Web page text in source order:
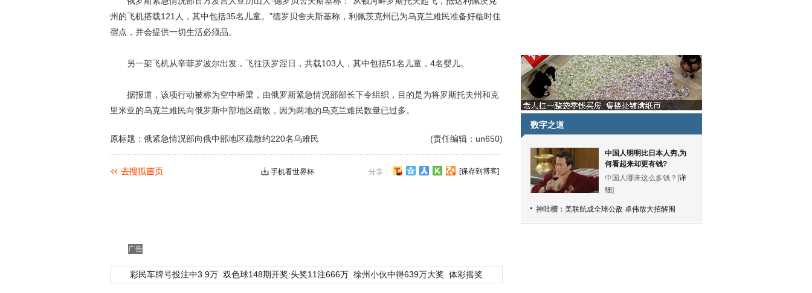
州的飞机搭载121人，其中包括35名儿童。”德罗贝舍夫斯基称，利佩茨克州已为乌克兰难民准备好临时住
宿点，并会提供一切生活必须品。
另一架飞机从辛菲罗波尔出发，飞往沃罗涅日，共载103人，其中包括51名儿童，4名婴儿。
据报道，该项行动被称为空中桥梁，由俄罗斯紧急情况部部长下令组织，目的是为将罗斯托夫州和克
里米亚的乌克兰难民向俄罗斯中部地区疏散，因为两地的乌克兰难民数量已过多。
(责任编辑：un650)
原标题：俄紧急情况部向俄中部地区疏散约220名乌难民
分享： [保存到博客]
手机看世界杯
广告
彩民车牌号投注中3.9万 双色球148期开奖:头奖11注666万 徐州小伙中得639万大奖 体彩摇奖
数字之道
中国人明明比日本人穷,为
何看起来却更有钱?
中国人哪来这么多钱？[详
细]
神吐槽： 美联航成全球公敌 卓伟放大招解围